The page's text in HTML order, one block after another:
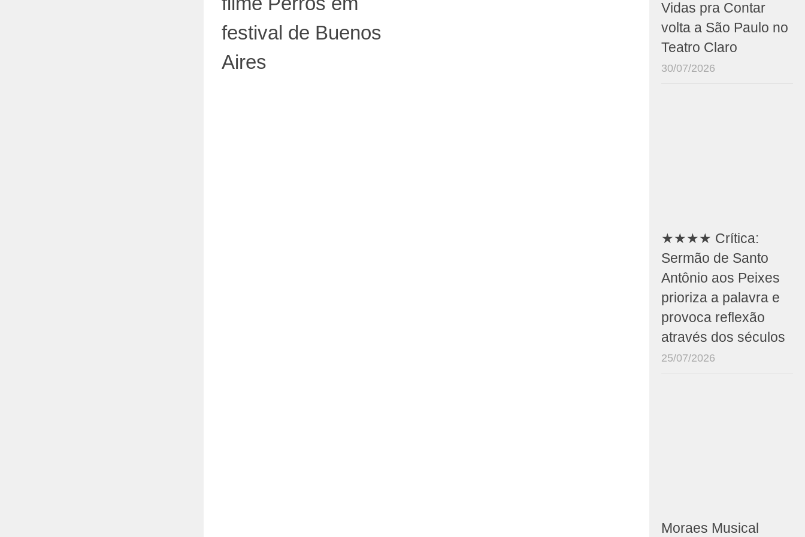
festival de Buenos
Aires
Vidas pra Contar
volta a São Paulo no
Teatro Claro
30/07/2026
★★★★ Crítica:
Sermão de Santo
Antônio aos Peixes
prioriza a palavra e
provoca reflexão
através dos séculos
25/07/2026
Moraes Musical